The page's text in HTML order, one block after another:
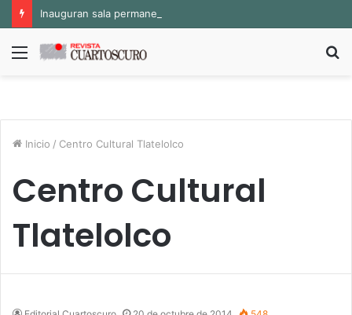
Menú
Inicio / Centro Cultural Tlatelolco
Centro Cultural
Tlatelolco